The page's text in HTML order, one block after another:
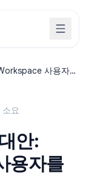
사용자를
소요
안:
용자를